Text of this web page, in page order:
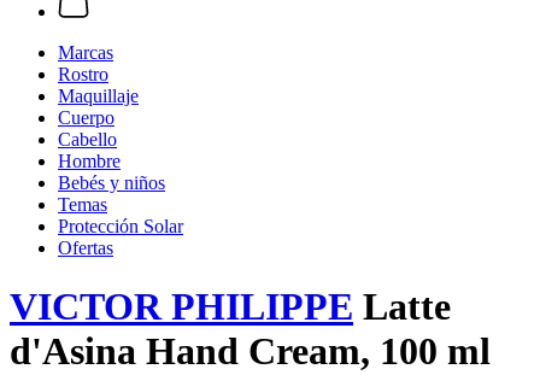
Marcas
Rostro
Maquillaje
Cuerpo
Cabello
Hombre
Bebés y niños
Temas
Protección Solar
Ofertas
VICTOR PHILIPPE Latte
d'Asina Hand Cream, 100 ml